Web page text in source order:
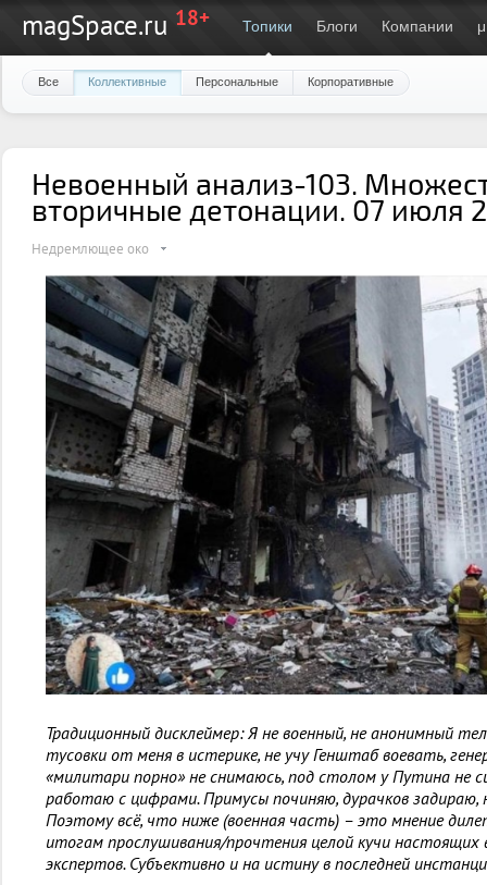
magSpace.ru 18+ Топики Блоги Компании μ
Все Коллективные Персональные Корпоративные
Невоенный анализ-103.
вторичные детонации. 07 июля
Недремлющее око
Традиционный дисклеймер: Я не военный, не анонимный
тусовки от меня в истерике, не учу Генштаб воевать,
«милитари порно» не снимаюсь, под столом у Путина не
работаю с цифрами. Примусы починяю, дурачков задираю,
Поэтому всё, что ниже (военная часть) – это мнение
итогам прослушивания/прочтения целой кучи настоящих
экспертов. Субъективно и на истину в последней